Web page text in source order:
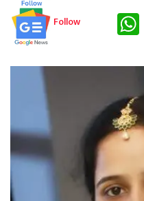
Follow